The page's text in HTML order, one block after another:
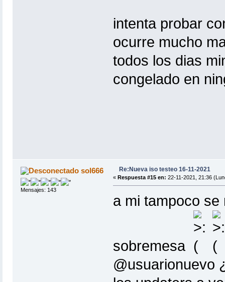
intenta probar
ocurre mucho
todos los dias
congelado en
sol666
Mensajes: 143
Re:Nueva iso testeo 16-11-2021
« Respuesta #15 en: 22-11-2021, 21:36
a mi tampoco se
sobremesa
@usuarionuevo